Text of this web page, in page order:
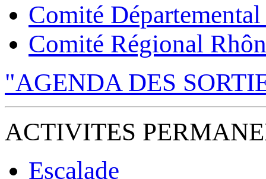
Comité
Comité Régional
"AGENDA DES
ACTIVITES
Escalade